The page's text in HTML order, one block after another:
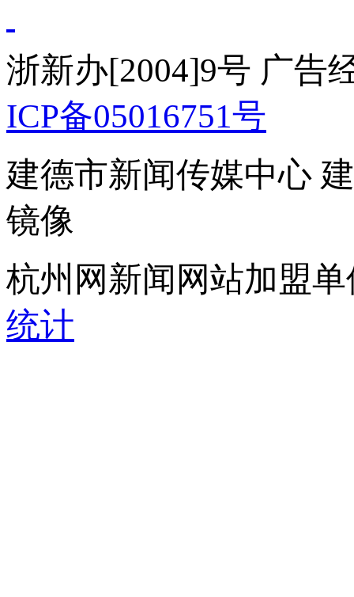
浙新办[2004]9号 广告
ICP备05016751号
建德市新闻传媒中心
镜像
杭州网新闻网站加盟
统计